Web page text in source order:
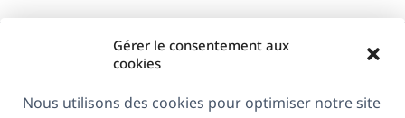
Gérer le consentement aux
cookies
Nous utilisons des cookies pour optimiser notre site